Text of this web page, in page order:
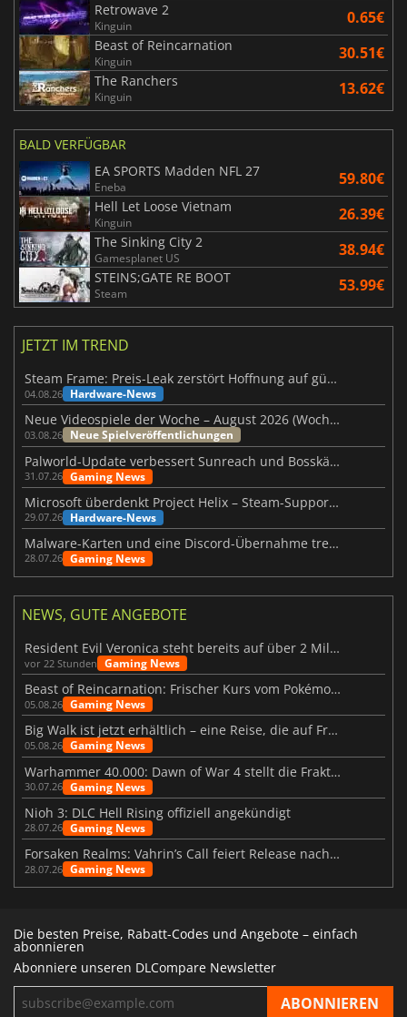
Retrowave 2
Kinguin 0.65€
Beast of Reincarnation
Kinguin 30.51€
The Ranchers
Kinguin 13.62€
BALD VERFÜGBAR
EA SPORTS Madden NFL 27
Eneba 59.80€
Hell Let Loose Vietnam
Kinguin 26.39€
The Sinking City 2
Gamesplanet US 38.94€
STEINS;GATE RE BOOT
Steam 53.99€
JETZT IM TREND
Steam Frame: Preis-Leak zerstört Hoffnung auf günstiges VR-Headset
04.08.26 Hardware-News
Neue Videospiele der Woche – August 2026 (Woche 32)
03.08.26 Neue Spielveröffentlichungen
Palworld-Update verbessert Sunreach und Bosskämpfe deutlich
31.07.26 Gaming News
Microsoft überdenkt Project Helix – Steam-Support gefährdet
29.07.26 Hardware-News
Malware-Karten und eine Discord-Übernahme treffen Meccha Chameleon
28.07.26 Gaming News
NEWS, GUTE ANGEBOTE
Resident Evil Veronica steht bereits auf über 2 Millionen Wunschlisten
vor 22 Stunden Gaming News
Beast of Reincarnation: Frischer Kurs vom Pokémon-Studio
05.08.26 Gaming News
Big Walk ist jetzt erhältlich – eine Reise, die auf Freundschaft basiert
05.08.26 Gaming News
Warhammer 40.000: Dawn of War 4 stellt die Fraktion der Necrons vor
30.07.26 Gaming News
Nioh 3: DLC Hell Rising offiziell angekündigt
28.07.26 Gaming News
Forsaken Realms: Vahrin’s Call feiert Release nach 10 Jahren
28.07.26 Gaming News
Die besten Preise, Rabatt-Codes und Angebote – einfach
abonnieren
Abonniere unseren DLCompare Newsletter